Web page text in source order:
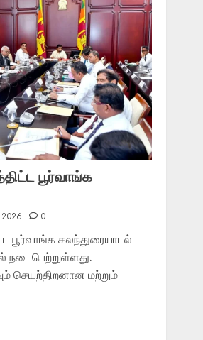
பூர்வாங்க
0
பூர்வாங்க கலந்துரையாடல்
நடைபெற்றுள்ளது.
செயற்திறனான மற்றும்